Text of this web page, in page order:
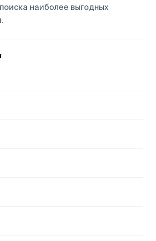
наиболее выгодных